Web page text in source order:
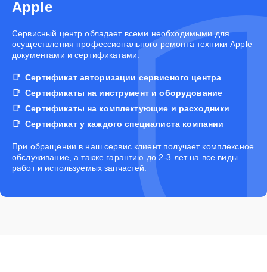
Apple
Cервисный центр обладает всеми необходимыми для
осуществления профессионального ремонта техники Apple
документами и сертификатами:
Сертификат авторизации сервисного центра
Сертификаты на инструмент и оборудование
Сертификаты на комплектующие и расходники
Сертификат у каждого специалиста компании
При обращении в наш сервис клиент получает комплексное
обслуживание, а также гарантию до 2-3 лет на все виды
работ и используемых запчастей.